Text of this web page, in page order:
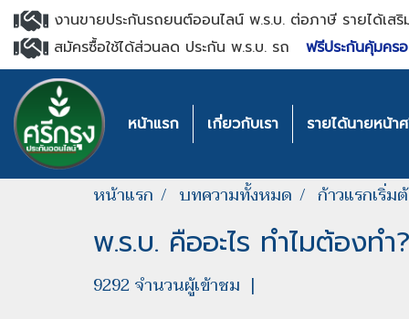
งานขายประกันรถยนต์ออนไลน์ พ.ร.บ. ต่อภาษี รายได้เ
สมัครซื้อใช้ได้ส่วนลด ประกัน พ.ร.บ. รถ
ฟรีประกันคุ้มคร
หน้าแรก เกี่ยวกับเรา รายได้นายหน้า
หน้าแรก บทความทั้งหมด ก้าวแรกเริ่ม
พ.ร.บ. คืออะไร ทำไมต้องทำ
9292 จำนวนผู้เข้าชม |